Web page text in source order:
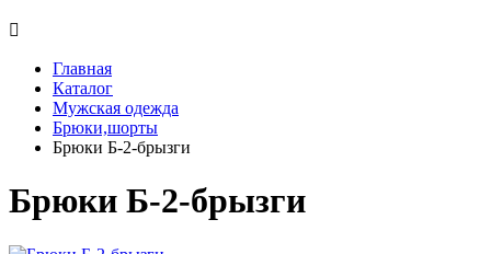

Главная
Каталог
Мужская одежда
Брюки,шорты
Брюки Б-2-брызги
Брюки Б-2-брызги